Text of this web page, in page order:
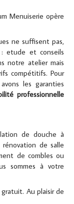
Menuiserie opère
ne suffisent pas,
etude et conseils
notre atelier mais
compétitifs. Pour
les garanties
professionnelle
de douche à
rénovation de salle
de combles ou
sommes à votre
Au plaisir de